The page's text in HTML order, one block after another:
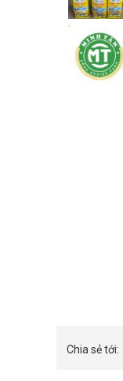
Chia sẻ tới: